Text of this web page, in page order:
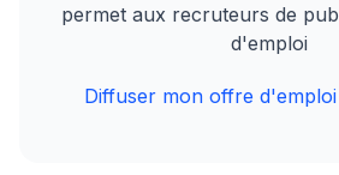
permet aux recruteurs de
d'emploi
Diffuser mon offre